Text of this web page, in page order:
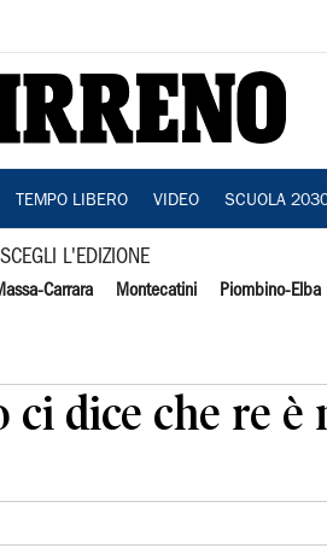
TEMPO LIBERO VIDEO SCUOLA
SCEGLI L'EDIZIONE
Carrara Montecatini Piombino-Elba
dice che re è